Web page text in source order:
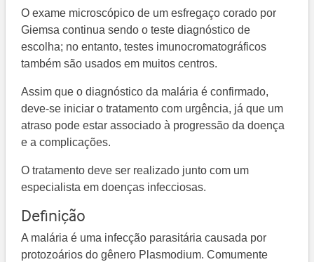
O exame microscópico de um esfregaço corado por
Giemsa continua sendo o teste diagnóstico de
escolha; no entanto, testes imunocromatográficos
também são usados em muitos centros.
Assim que o diagnóstico da malária é confirmado,
deve-se iniciar o tratamento com urgência, já que um
atraso pode estar associado à progressão da doença
e a complicações.
O tratamento deve ser realizado junto com um
especialista em doenças infecciosas.
Definição
A malária é uma infecção parasitária causada por
protozoários do gênero Plasmodium. Comumente